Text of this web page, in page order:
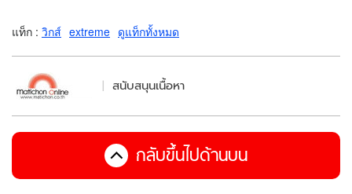
แท็ก : วิกส์ extreme ดูแท็กทั้งหมด
สนับสนุนเนื้อหา
กลับขึ้นไปด้านบน